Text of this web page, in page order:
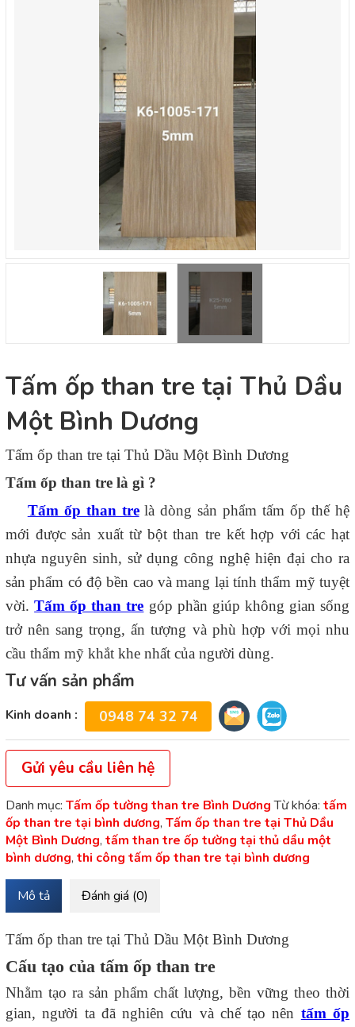
Tấm ốp than tre tại Thủ Dầu
Một Bình Dương
Tấm ốp than tre tại Thủ Dầu Một Bình Dương
Tấm ốp than tre là gì ?
Tấm ốp than trelà dòng sản phẩm tấm ốp thế hệ
mới được sản xuất từ bột than tre kết hợp với các hạt
nhựa nguyên sinh, sử dụng công nghệ hiện đại cho ra
sản phẩm có độ bền cao và mang lại tính thẩm mỹ tuyệt
vời.Tấm ốp than tre góp phần giúp không gian sống
trở nên sang trọng, ấn tượng và phù hợp với mọi nhu
cầu thẩm mỹ khắt khe nhất của người dùng.
Tư vấn sản phẩm
Kinh doanh : 0948 74 32 74
Gửi yêu cầu liên hệ
Danh mục: Tấm ốp tường than tre Bình Dương Từ khóa: tấm
ốp than tre tại bình dương, Tấm ốp than tre tại Thủ Dầu
Một Bình Dương, tấm than tre ốp tường tại thủ dầu một
bình dương, thi công tấm ốp than tre tại bình dương
Mô tả Đánh giá (0)
Tấm ốp than tre tại Thủ Dầu Một Bình Dương
Cấu tạo của tấm ốp than tre
Nhằm tạo ra sản phẩm chất lượng, bền vững theo thời
gian, người ta đã nghiên cứu và chế tạo nên tấm ốp